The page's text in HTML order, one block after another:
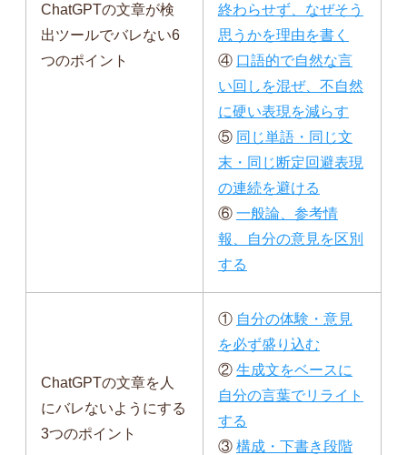
ChatGPTの文章が検
出ツールでバレない6
つのポイント
終わらせず、なぜそう
思うかを理由を書く
④ 口語的で自然な言
い回しを混ぜ、不自然
に硬い表現を減らす
⑤ 同じ単語・同じ文
末・同じ断定回避表現
の連続を避ける
⑥ 一般論、参考情
報、自分の意見を区別
する
ChatGPTの文章を人
にバレないようにする
3つのポイント
① 自分の体験・意見
を必ず盛り込む
② 生成文をベースに
自分の言葉でリライト
する
③ 構成・下書き段階